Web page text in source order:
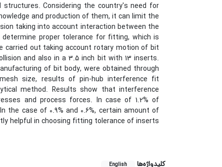
Considering the country's need for
and production of them, it can limit the
taking into account interaction between the
proper tolerance for fitting, which is
out taking account rotary motion of bit
and also in a 3.5 inch bit with 13 inserts.
of bit body, were obtained through
size, results of pin-hub interference fit
method. Results show that interference
and process forces. In case of 1.2% of
case of 0.9% and 0.6%, certain amount of
helpful in choosing fitting tolerance of inserts
کلیدواژه‌ها English